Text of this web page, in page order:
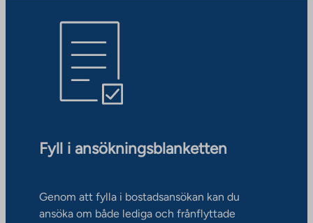
Fyll i ansökningsblanketten
Genom att fylla i bostadsansökan kan du
ansöka om både lediga och frånflyttade